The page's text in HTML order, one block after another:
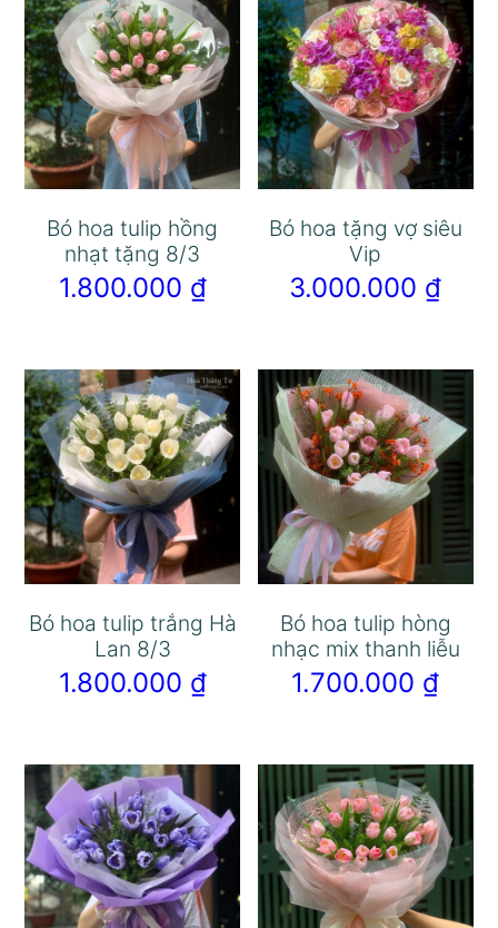
Bó hoa tulip hồng
nhạt tặng 8/3
1.800.000 ₫
Bó hoa tặng vợ siêu
Vip
3.000.000 ₫
Bó hoa tulip trắng Hà
Lan 8/3
1.800.000 ₫
Bó hoa tulip hòng
nhạc mix thanh liễu
1.700.000 ₫